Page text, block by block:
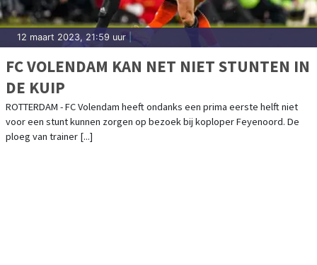
12 maart 2023, 21:59 uur
FC VOLENDAM KAN NET NIET STUNTEN IN
DE KUIP
ROTTERDAM - FC Volendam heeft ondanks een prima eerste helft niet
voor een stunt kunnen zorgen op bezoek bij koploper Feyenoord. De
ploeg van trainer [...]